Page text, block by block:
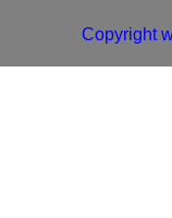
Copyright